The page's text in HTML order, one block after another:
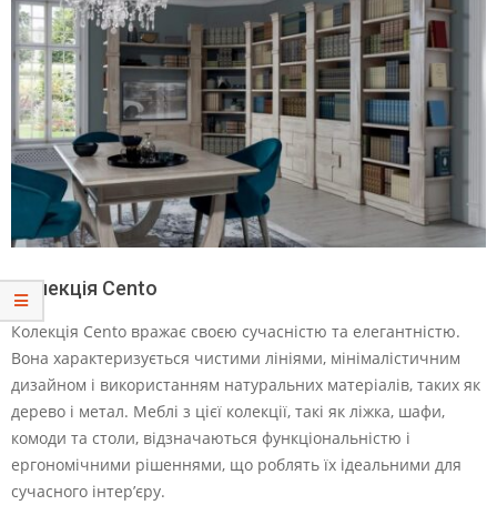
Колекція Cento
Колекція Cento вражає своєю сучасністю та елегантністю.
Вона характеризується чистими лініями, мінімалістичним
дизайном і використанням натуральних матеріалів, таких як
дерево і метал. Меблі з цієї колекції, такі як ліжка, шафи,
комоди та столи, відзначаються функціональністю і
ергономічними рішеннями, що роблять їх ідеальними для
сучасного інтер’єру.